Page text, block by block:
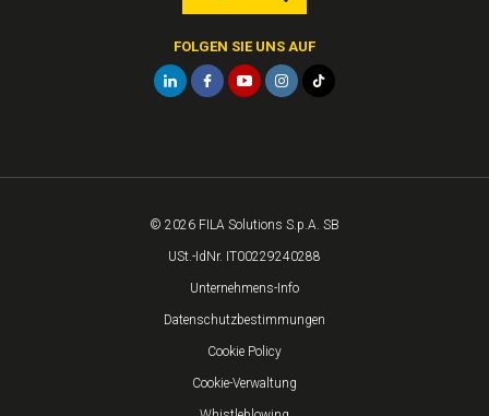
FOLGEN SIE UNS AUF
© 2026 FILA Solutions S.p.A. SB
USt.-IdNr. IT00229240288
Unternehmens-Info
Datenschutzbestimmungen
Cookie Policy
Cookie-Verwaltung